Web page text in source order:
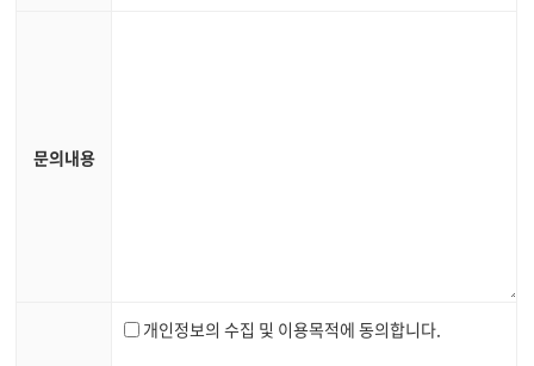
문의내용
개인정보의 수집 및 이용목적에 동의합니다.